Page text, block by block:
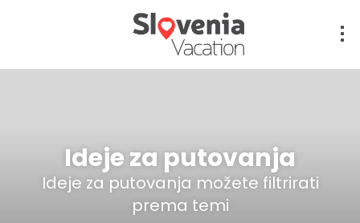
Ideje za putovanja
Ideje za putovanja možete filtrirati
prema temi